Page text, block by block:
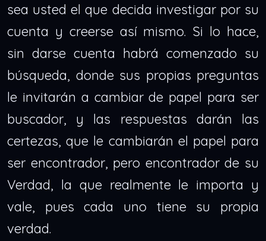
sea usted el que decida investigar por su
cuenta y creerse así mismo. Si lo hace,
sin darse cuenta habrá comenzado su
búsqueda, donde sus propias preguntas
le invitarán a cambiar de papel para ser
buscador, y las respuestas darán las
certezas, que le cambiarán el papel para
ser encontrador, pero encontrador de su
Verdad, la que realmente le importa y
vale, pues cada uno tiene su propia
verdad.